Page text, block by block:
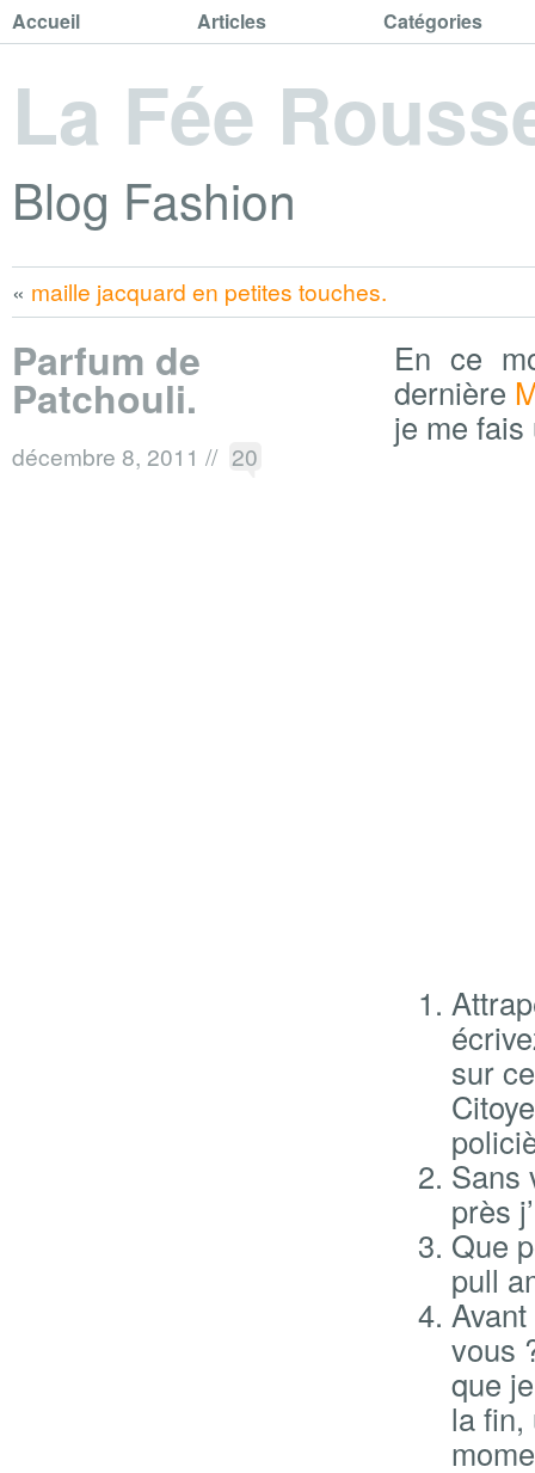
Accueil Articles Catégories
La Fée
Blog Fashion
« maille jacquard en petites touches.
Parfum de
Patchouli.
décembre 8, 2011 // 20
En ce
dernière
je me
sur
Sans
près
Que
pull
vous
que
la fin,